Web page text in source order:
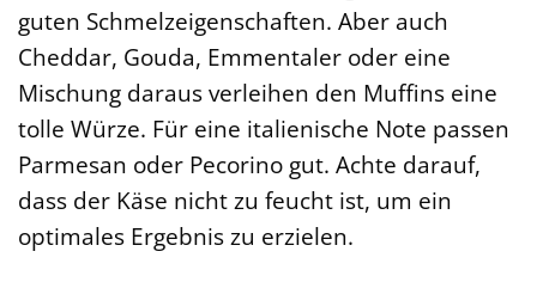
guten Schmelzeigenschaften. Aber auch
Cheddar, Gouda, Emmentaler oder eine
Mischung daraus verleihen den Muffins eine
tolle Würze. Für eine italienische Note passen
Parmesan oder Pecorino gut. Achte darauf,
dass der Käse nicht zu feucht ist, um ein
optimales Ergebnis zu erzielen.